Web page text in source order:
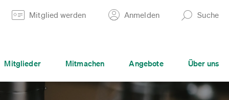
Mitglied werden Anmelden Suche
Mitglieder Mitmachen Angebote Über uns